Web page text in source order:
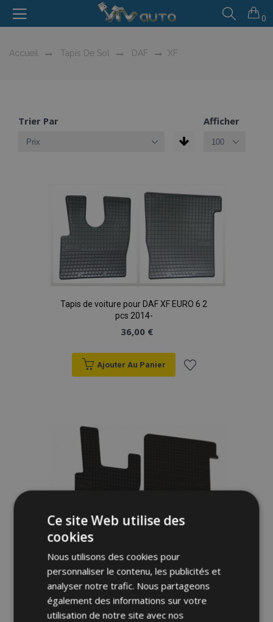
0
Accueil Tapis De Sol DAF XF
Trier Par Afficher
Tapis de voiture pour DAF XF EURO 6 2
pcs 2014-
36,00 €
Ajouter Au Panier
liste
d'achats
Tapis de voiture pour DAF XF 95/105 2 pcs
1997-
Ce site Web utilise des
cookies
Nous utilisons des cookies pour
personnaliser le contenu, les publicités et
analyser notre trafic. Nous partageons
également des informations sur votre
utilisation de notre site avec nos